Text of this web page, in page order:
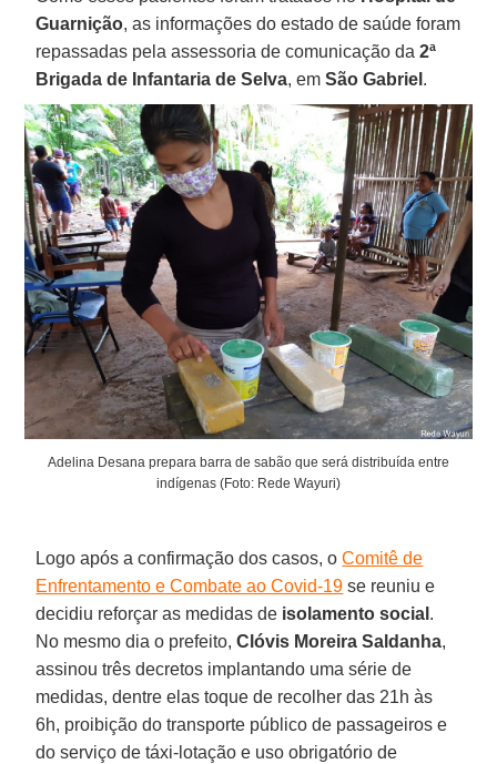
Guarnição, as informações do estado de saúde foram
repassadas pela assessoria de comunicação da2ª
Brigada de Infantaria de Selva, emSão Gabriel .
Adelina Desana prepara barra de sabão que será distribuída entre
indígenas (Foto: Rede Wayuri)
Logo após a confirmação dos casos, oComitê de
Enfrentamento e Combate ao Covid-19 se reuniu e
decidiu reforçar as medidas de isolamento social .
No mesmo dia o prefeito,Clóvis Moreira Saldanha,
assinou três decretos implantando uma série de
medidas, dentre elas toque de recolher das 21h às
6h, proibição do transporte público de passageiros e
do serviço de táxi-lotação e uso obrigatório de